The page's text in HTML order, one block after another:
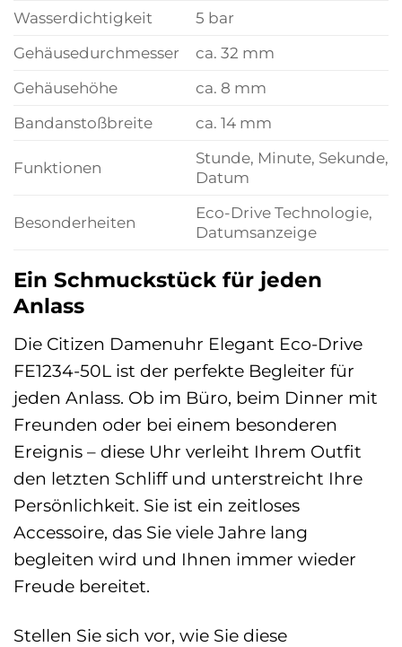
Wasserdichtigkeit
5 bar
Gehäusedurchmesser
ca. 32 mm
Gehäusehöhe
ca. 8 mm
Bandanstoßbreite
ca. 14 mm
Funktionen
Stunde, Minute, Sekunde,
Datum
Besonderheiten
Eco-Drive Technologie,
Datumsanzeige
Ein Schmuckstück für jeden
Anlass
Die Citizen Damenuhr Elegant Eco-Drive
FE1234-50L ist der perfekte Begleiter für
jeden Anlass. Ob im Büro, beim Dinner mit
Freunden oder bei einem besonderen
Ereignis – diese Uhr verleiht Ihrem Outfit
den letzten Schliff und unterstreicht Ihre
Persönlichkeit. Sie ist ein zeitloses
Accessoire, das Sie viele Jahre lang
begleiten wird und Ihnen immer wieder
Freude bereitet.
Stellen Sie sich vor, wie Sie diese